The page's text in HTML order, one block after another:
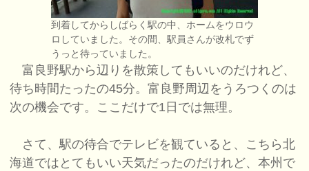
到着してからしばらく駅の中、ホームをウロウ
ロしていました。その間、駅員さんが改札でず
うっと待っていました。
富良野駅から辺りを散策してもいいのだけれど、
待ち時間たったの45分。富良野周辺をうろつくのは
次の機会です。ここだけで1日では無理。
さて、駅の待合でテレビを観ていると、こちら北
海道ではとてもいい天気だったのだけれど、本州で